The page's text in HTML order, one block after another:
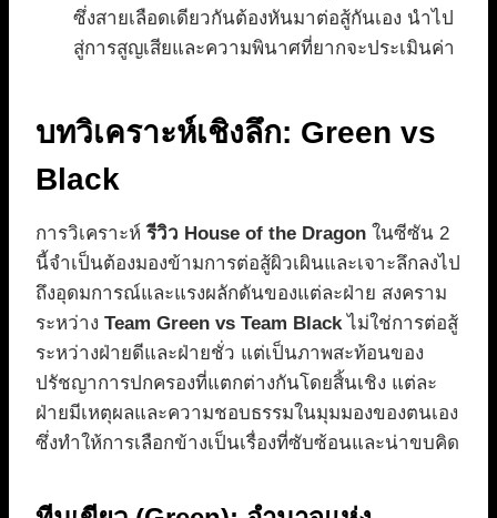
ซึ่งสายเลือดเดียวกันต้องหันมาต่อสู้กันเอง นำไป
สู่การสูญเสียและความพินาศที่ยากจะประเมินค่า
บทวิเคราะห์เชิงลึก: Green vs
Black
การวิเคราะห์รีวิว House of the Dragon ในซีซัน 2
นี้จำเป็นต้องมองข้ามการต่อสู้ผิวเผินและเจาะลึกลงไป
ถึงอุดมการณ์และแรงผลักดันของแต่ละฝ่าย สงคราม
ระหว่าง Team Green vs Team Blackไม่ใช่การต่อสู้
ระหว่างฝ่ายดีและฝ่ายชั่ว แต่เป็นภาพสะท้อนของ
ปรัชญาการปกครองที่แตกต่างกันโดยสิ้นเชิง แต่ละ
ฝ่ายมีเหตุผลและความชอบธรรมในมุมมองของตนเอง
ซึ่งทำให้การเลือกข้างเป็นเรื่องที่ซับซ้อนและน่าขบคิด